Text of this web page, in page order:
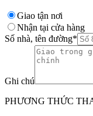
Giao tận nơi
Nhận tại cửa hàng
Số nhà, tên đường*
Ghi chú
PHƯƠNG THỨC